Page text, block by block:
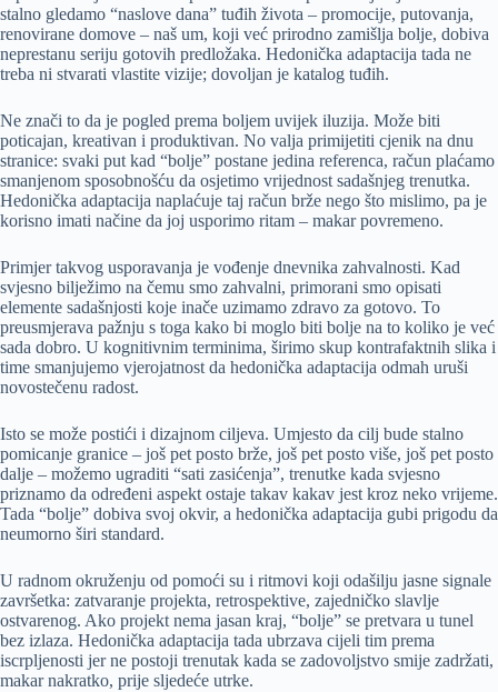
stalno gledamo “naslove dana” tuđih života – promocije, putovanja,
renovirane domove – naš um, koji već prirodno zamišlja bolje, dobiva
neprestanu seriju gotovih predložaka. Hedonička adaptacija tada ne
treba ni stvarati vlastite vizije; dovoljan je katalog tuđih.
Ne znači to da je pogled prema boljem uvijek iluzija. Može biti
poticajan, kreativan i produktivan. No valja primijetiti cjenik na dnu
stranice: svaki put kad “bolje” postane jedina referenca, račun plaćamo
smanjenom sposobnošću da osjetimo vrijednost sadašnjeg trenutka.
Hedonička adaptacija naplaćuje taj račun brže nego što mislimo, pa je
korisno imati načine da joj usporimo ritam – makar povremeno.
Primjer takvog usporavanja je vođenje dnevnika zahvalnosti. Kad
svjesno bilježimo na čemu smo zahvalni, primorani smo opisati
elemente sadašnjosti koje inače uzimamo zdravo za gotovo. To
preusmjerava pažnju s toga kako bi moglo biti bolje na to koliko je već
sada dobro. U kognitivnim terminima, širimo skup kontrafaktnih slika i
time smanjujemo vjerojatnost da hedonička adaptacija odmah uruši
novostečenu radost.
Isto se može postići i dizajnom ciljeva. Umjesto da cilj bude stalno
pomicanje granice – još pet posto brže, još pet posto više, još pet posto
dalje – možemo ugraditi “sati zasićenja”, trenutke kada svjesno
priznamo da određeni aspekt ostaje takav kakav jest kroz neko vrijeme.
Tada “bolje” dobiva svoj okvir, a hedonička adaptacija gubi prigodu da
neumorno širi standard.
U radnom okruženju od pomoći su i ritmovi koji odašilju jasne signale
završetka: zatvaranje projekta, retrospektive, zajedničko slavlje
ostvarenog. Ako projekt nema jasan kraj, “bolje” se pretvara u tunel
bez izlaza. Hedonička adaptacija tada ubrzava cijeli tim prema
iscrpljenosti jer ne postoji trenutak kada se zadovoljstvo smije zadržati,
makar nakratko, prije sljedeće utrke.